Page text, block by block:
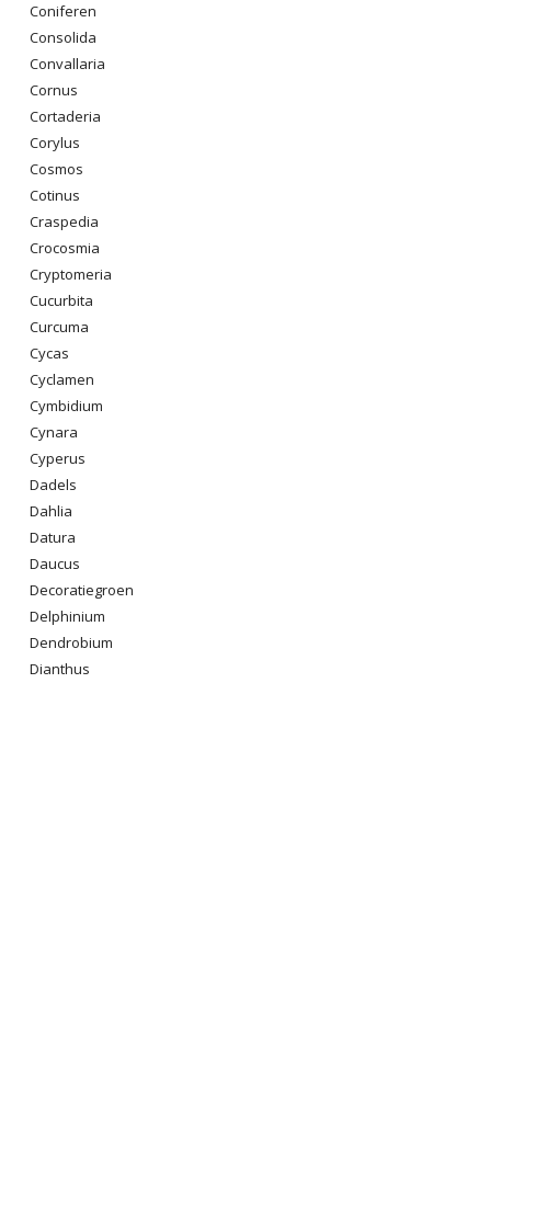
Coniferen
Consolida
Convallaria
Cornus
Cortaderia
Corylus
Cosmos
Cotinus
Craspedia
Crocosmia
Cryptomeria
Cucurbita
Curcuma
Cycas
Cyclamen
Cymbidium
Cynara
Cyperus
Dadels
Dahlia
Datura
Daucus
Decoratiegroen
Delphinium
Dendrobium
Dianthus